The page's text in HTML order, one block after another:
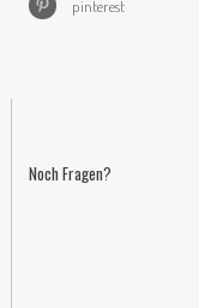
pinterest
Noch Fragen?